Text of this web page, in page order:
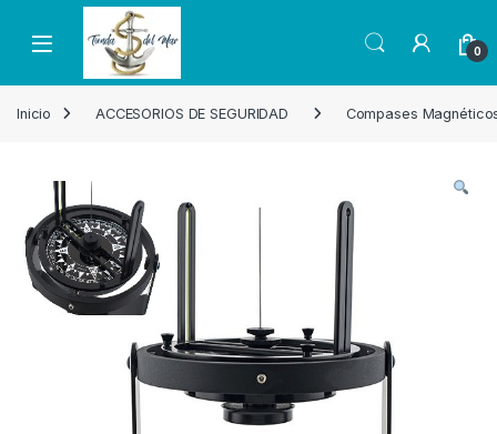
Skip to navigation
Skip to content
Open 0
Inicio ACCESORIOS DE SEGURIDAD Compases